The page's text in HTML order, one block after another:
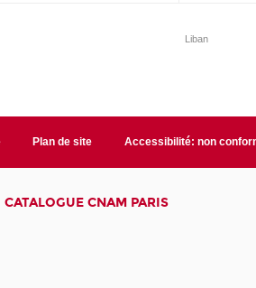
Liban
Plan de site Accessibilité: non
CATALOGUE CNAM PARIS